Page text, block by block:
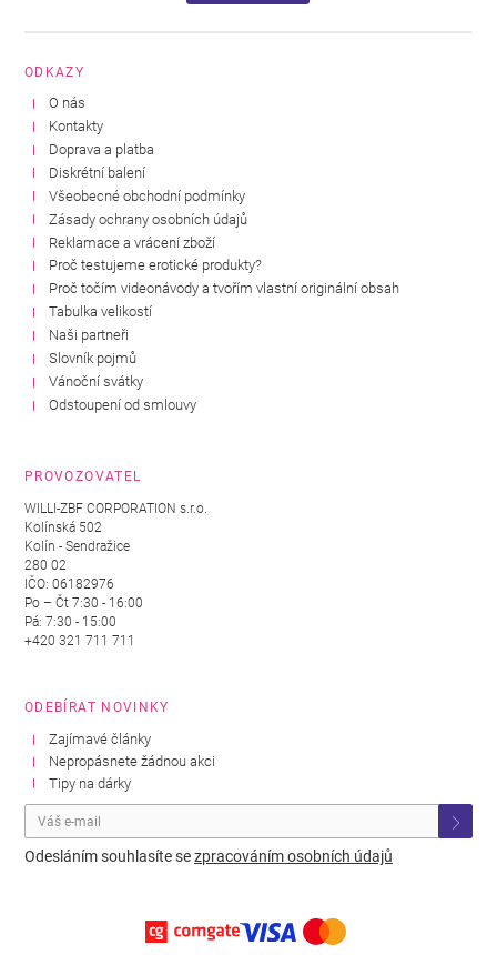
ODKAZY
O nás
Kontakty
Doprava a platba
Diskrétní balení
Všeobecné obchodní podmínky
Zásady ochrany osobních údajů
Reklamace a vrácení zboží
Proč testujeme erotické produkty?
Proč točím videonávody a tvořím vlastní originální obsah
Tabulka velikostí
Naši partneři
Slovník pojmů
Vánoční svátky
Odstoupení od smlouvy
PROVOZOVATEL
WILLI-ZBF CORPORATION s.r.o.
Kolínská 502
Kolín - Sendražice
280 02
IČO: 06182976
Po – Čt 7:30 - 16:00
Pá: 7:30 - 15:00
+420 321 711 711
ODEBÍRAT NOVINKY
Zajímavé články
Nepropásnete žádnou akci
Tipy na dárky
Odesláním souhlasíte sezpracováním osobních údajů